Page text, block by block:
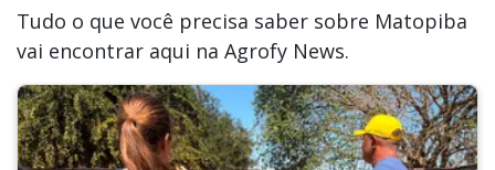
Tudo o que você precisa saber sobre Matopiba
vai encontrar aqui na Agrofy News.